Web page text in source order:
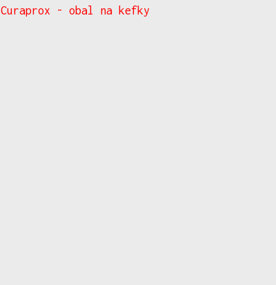
Curaprox - obal na kefky